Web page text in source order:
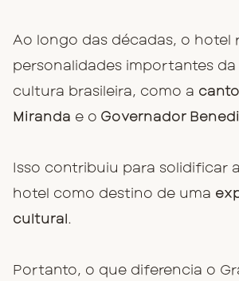
Ao longo das décadas, o hotel
personalidades importantes
cultura brasileira, como a
Miranda e o Governador
Isso contribuiu para solidificar
hotel como destino de uma
cultural.
Portanto, o que diferencia o